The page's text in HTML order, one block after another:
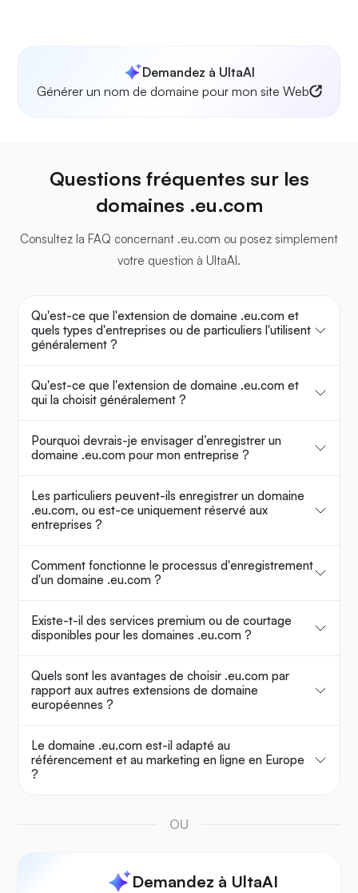
Demandez à UltaAI
Générer un nom de domaine pour mon site Web
Questions fréquentes sur les
domaines .eu.com
Consultez la FAQ concernant .eu.com ou posez simplement
votre question à UltaAI.
Qu'est-ce que l'extension de domaine .eu.com et
quels types d'entreprises ou de particuliers l'utilisent
généralement ?
Qu'est-ce que l'extension de domaine .eu.com et
qui la choisit généralement ?
Pourquoi devrais-je envisager d’enregistrer un
domaine .eu.com pour mon entreprise ?
Les particuliers peuvent-ils enregistrer un domaine
.eu.com, ou est-ce uniquement réservé aux
entreprises ?
Comment fonctionne le processus d'enregistrement
d'un domaine .eu.com ?
Existe-t-il des services premium ou de courtage
disponibles pour les domaines .eu.com ?
Quels sont les avantages de choisir .eu.com par
rapport aux autres extensions de domaine
européennes ?
Le domaine .eu.com est-il adapté au
référencement et au marketing en ligne en Europe
?
OU
Demandez à UltaAI